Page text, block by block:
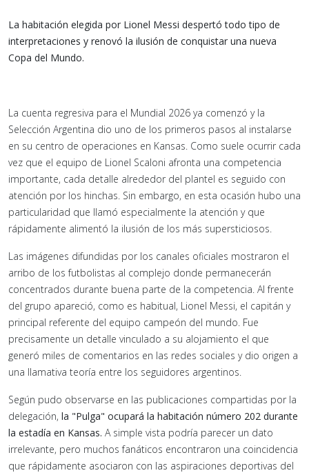
La habitación elegida por Lionel Messi despertó todo tipo de
interpretaciones y renovó la ilusión de conquistar una nueva
Copa del Mundo.
La cuenta regresiva para el Mundial 2026 ya comenzó y la
Selección Argentina dio uno de los primeros pasos al instalarse
en su centro de operaciones en Kansas. Como suele ocurrir cada
vez que el equipo de Lionel Scaloni afronta una competencia
importante, cada detalle alrededor del plantel es seguido con
atención por los hinchas. Sin embargo, en esta ocasión hubo una
particularidad que llamó especialmente la atención y que
rápidamente alimentó la ilusión de los más supersticiosos.
Las imágenes difundidas por los canales oficiales mostraron el
arribo de los futbolistas al complejo donde permanecerán
concentrados durante buena parte de la competencia. Al frente
del grupo apareció, como es habitual, Lionel Messi, el capitán y
principal referente del equipo campeón del mundo. Fue
precisamente un detalle vinculado a su alojamiento el que
generó miles de comentarios en las redes sociales y dio origen a
una llamativa teoría entre los seguidores argentinos.
Según pudo observarse en las publicaciones compartidas por la
delegación, la "Pulga" ocupará la habitación número 202 durante
la estadía en Kansas. A simple vista podría parecer un dato
irrelevante, pero muchos fanáticos encontraron una coincidencia
que rápidamente asociaron con las aspiraciones deportivas del